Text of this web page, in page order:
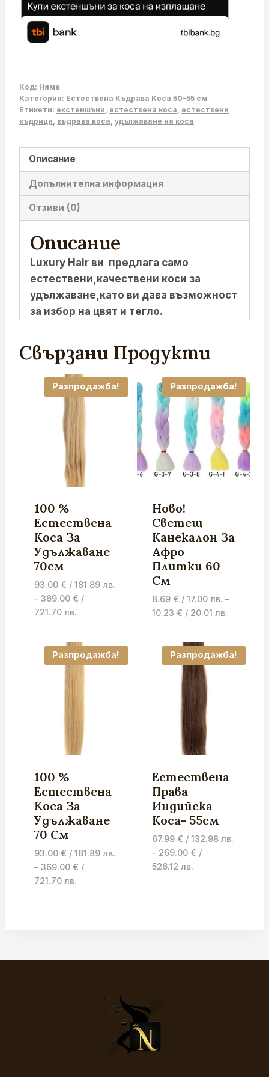
Код: Няма
Категория: Естествена Къдрава Коса 50-55 см
Етикети: екстеншъни естествена коса естествени
къдрици къдрава коса удължаване на коса
Описание
Допълнителна информация
Отзиви (0)
Описание
Luxury Hair ви предлага само
естествени,качествени коси за
удължаване,като ви дава възможност
за избор на цвят и тегло.
Свързани Продукти
Разпродажба!
100 %
Естествена
Коса За
Удължаване
70см
93.00 € / 181.89 лв.
– 369.00 € /
721.70 лв.Price
/
181.89 лв.
Разпродажба!
Ново!
Светещ
Канекалон За
Афро
Плитки 60
См
8.69 € / 17.00 лв. –
10.23 € / 20.01 лв.Price
/
17.00 лв.
Разпродажба!
100 %
Естествена
Коса За
Удължаване
70 См
93.00 € / 181.89 лв.
– 369.00 € /
721.70 лв.
369.00 €
Разпродажба!
Естествена
Права
Индийска
Коса- 55см
67.99 € / 132.98 лв.
– 269.00 € /
526.12 лв.
/